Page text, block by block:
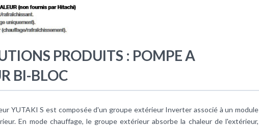
PRODUITS : POMPE A
BI-BLOC
YUTAKI S est composée d'un groupe extérieur Inverter associé à un module
En mode chauffage, le groupe extérieur absorbe la chaleur de l'extérieur,